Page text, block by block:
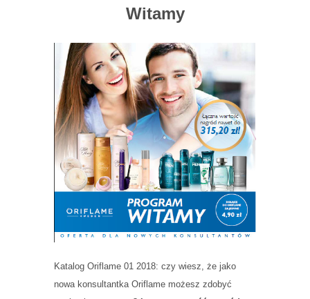
Witamy
Katalog Oriflame 01 2018: czy wiesz, że jako
nowa konsultantka Oriflame możesz zdobyć